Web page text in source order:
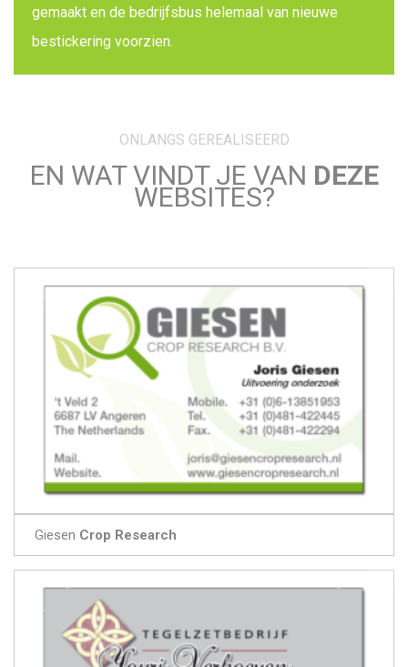
gemaakt en de bedrijfsbus helemaal van nieuwe
bestickering voorzien.
ONLANGS GEREALISEERD
EN WAT VINDT JE VAN DEZE
WEBSITES?
Giesen Crop Research